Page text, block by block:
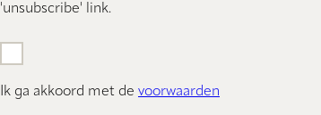
'unsubscribe' link.
Ik ga akkoord met de voorwaarden